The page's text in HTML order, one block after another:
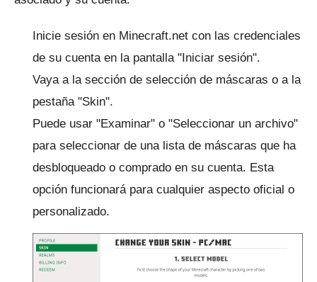
Inicie sesión en Minecraft.net con las credenciales
de su cuenta en la pantalla "Iniciar sesión".
Vaya a la sección de selección de máscaras o a la
pestaña "Skin".
Puede usar "Examinar" o "Seleccionar un archivo"
para seleccionar de una lista de máscaras que ha
desbloqueado o comprado en su cuenta. Esta
opción funcionará para cualquier aspecto oficial o
personalizado.